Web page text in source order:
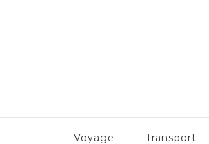
Voyage Transport